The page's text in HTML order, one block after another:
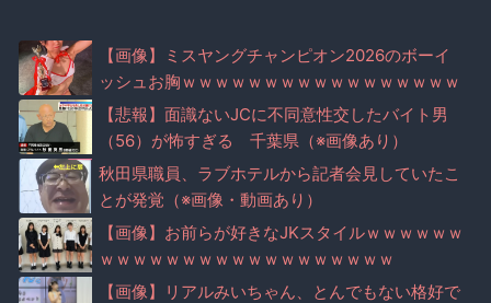
【画像】ミスヤングチャンピオン2026のボーイ
ッシュお胸ｗｗｗｗｗｗｗｗｗｗｗｗｗｗｗｗｗ
ｗｗｗ
【悲報】面識ないJCに不同意性交したバイト男
（56）が怖すぎる 千葉県（※画像あり）
秋田県職員、ラブホテルから記者会見していたこ
とが発覚（※画像・動画あり）
【画像】お前らが好きなJKスタイルｗｗｗｗｗｗ
ｗｗｗｗｗｗｗｗｗｗｗｗｗｗｗｗｗｗ
【画像】リアルみいちゃん、とんでもない格好で